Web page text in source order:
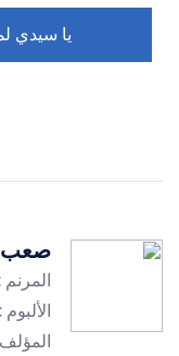
يا سيدي
صعب
المرنم :
الألبوم :